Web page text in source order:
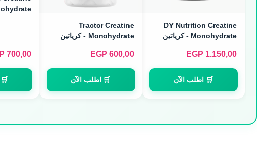
DY Nutrition Creatine
Monohydrate - كرياتين
1.150,00
EGP
🛒 اطلب الآن
Tractor Creatine
Monohydrate - كرياتين
Servings)
600,00
EGP
🛒 اطلب الآن
700,00